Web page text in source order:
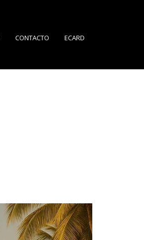
CONTACTO ECARD